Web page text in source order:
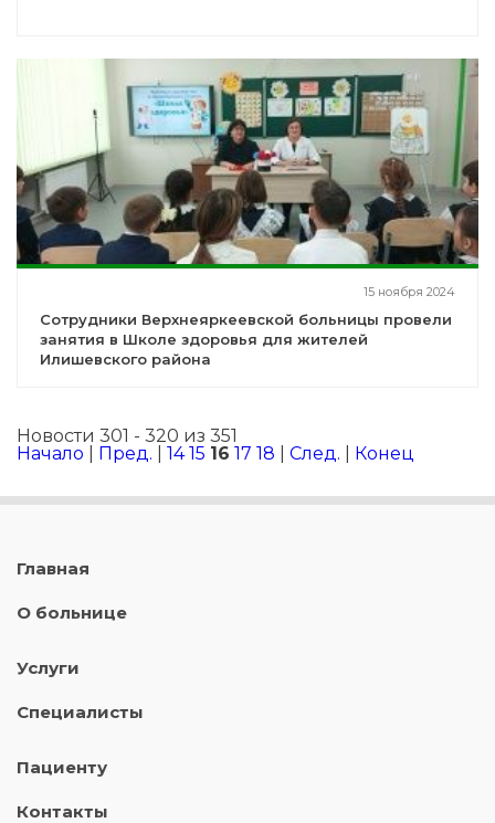
15 ноября 2024
Сотрудники Верхнеяркеевской больницы провели
занятия в Школе здоровья для жителей
Илишевского района
Новости 301 - 320 из 351
Начало
Пред. 14 15 16 17 18 След. Конец
Главная
О больнице
Услуги
Специалисты
Пациенту
Контакты